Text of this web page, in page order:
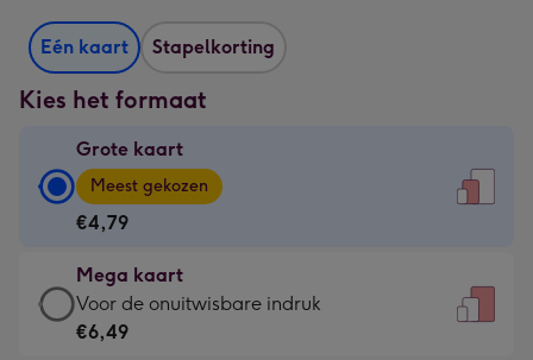
Eén kaart Stapelkorting
Kies het formaat
Grote kaart
Grote
kaart
-
€4,79
-
Meest
gekozen
Meest gekozen
€4,79
Mega kaart
Mega
kaart
Voor de onuitwisbare indruk
€6,49